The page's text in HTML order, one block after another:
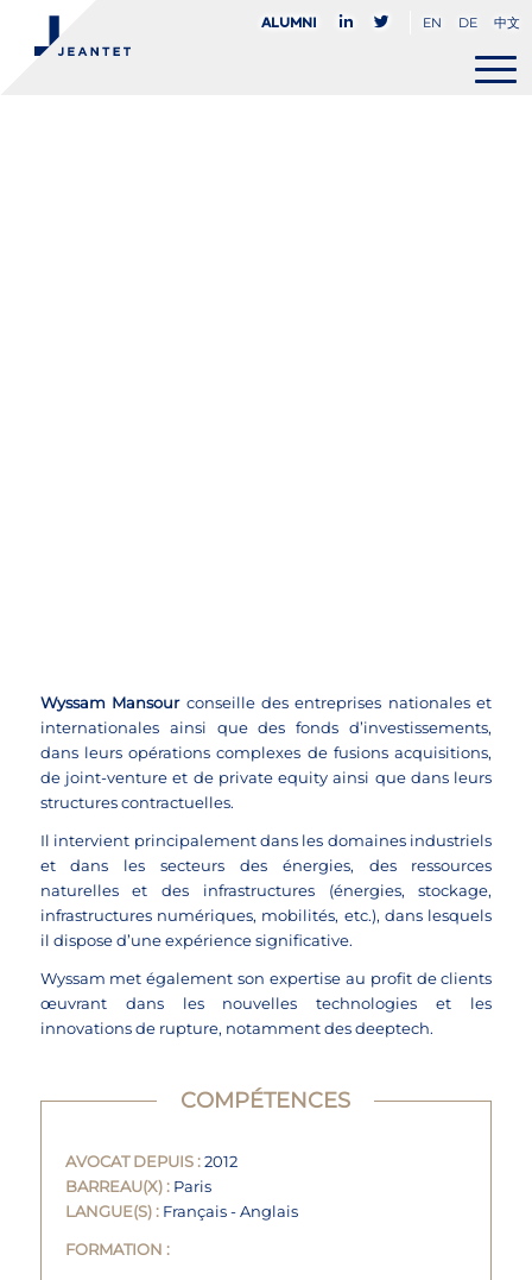
Alumni EN DE 中文
Wyssam Mansour conseille des entreprises nationales et
internationales ainsi que des fonds d’investissements,
dans leurs opérations complexes de fusions acquisitions,
de joint-venture et de private equity ainsi que dans leurs
structures contractuelles.
Il intervient principalement dans les domaines industriels
et dans les secteurs des énergies, des ressources
naturelles et des infrastructures (énergies, stockage,
infrastructures numériques, mobilités, etc.), dans lesquels
il dispose d’une expérience significative.
Wyssam met également son expertise au profit de clients
œuvrant dans les nouvelles technologies et les
innovations de rupture, notamment des deeptech.
COMPÉTENCES
AVOCAT DEPUIS :2012
BARREAU(X) :Paris
LANGUE(S) :Français - Anglais
FORMATION :